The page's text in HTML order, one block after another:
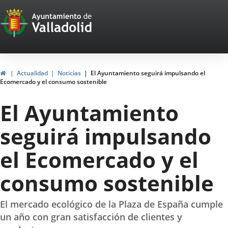
Portal
Web
del
Ayuntamiento
de
Valladolid
HomeActualidad Noticias
El Ayuntamiento seguirá impulsando el
Ecomercado y el consumo sostenible
El Ayuntamiento
seguirá impulsando
el Ecomercado y el
consumo sostenible
El mercado ecológico de la Plaza de España cumple
un año con gran satisfacción de clientes y